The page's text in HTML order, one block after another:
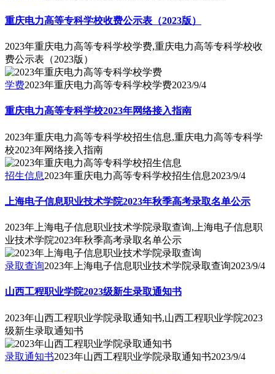
重庆电力高等专科学校收费公示表（2023版）
2023年重庆电力高等专科学校学费,重庆电力高等专科学校收
费公示表（2023版）
学费2023年重庆电力高等专科学校学费2023/9/4
重庆电力高等专科学校2023年网络接入指南
2023年重庆电力高等专科学校招生信息,重庆电力高等专科学
校2023年网络接入指南
招生信息2023年重庆电力高等专科学校招生信息2023/9/4
上海电子信息职业技术学院2023年秋季高考录取名单公示
2023年上海电子信息职业技术学院录取查询,上海电子信息职
业技术学院2023年秋季高考录取名单公示
录取查询2023年上海电子信息职业技术学院录取查询2023/9/4
山西工程职业学院2023级新生录取通知书
2023年山西工程职业学院录取通知书,山西工程职业学院2023
级新生录取通知书
录取通知书2023年山西工程职业学院录取通知书2023/9/4